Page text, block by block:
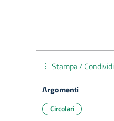
Stampa / Condividi
Argomenti
Circolari